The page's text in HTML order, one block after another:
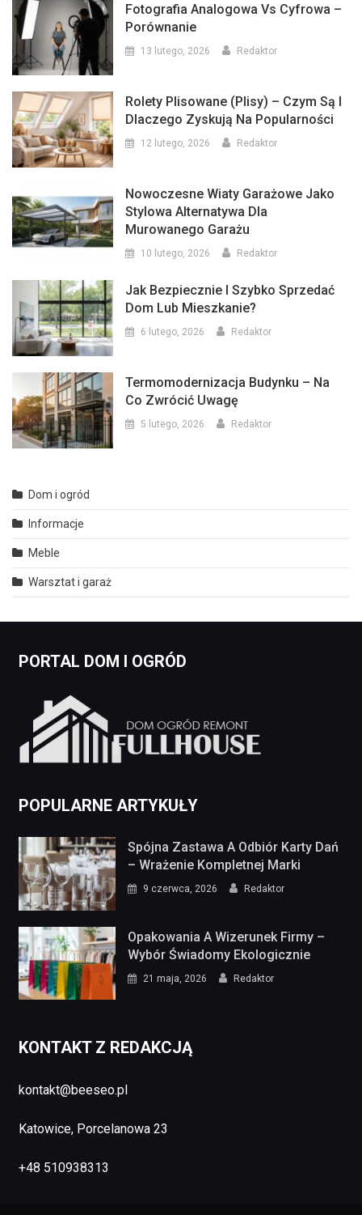
Fotografia Analogowa Vs Cyfrowa –
Porównanie
13 lutego, 2026 Redaktor
Rolety Plisowane (plisy) – Czym Są I
Dlaczego Zyskują Na Popularności
12 lutego, 2026 Redaktor
Nowoczesne Wiaty Garażowe Jako
Stylowa Alternatywa Dla
Murowanego Garażu
10 lutego, 2026 Redaktor
Jak Bezpiecznie I Szybko Sprzedać
Dom Lub Mieszkanie?
6 lutego, 2026 Redaktor
Termomodernizacja Budynku – Na
Co Zwrócić Uwagę
5 lutego, 2026 Redaktor
Dom i ogród
Informacje
Meble
Warsztat i garaż
PORTAL DOM I OGRÓD
POPULARNE ARTYKUŁY
Spójna Zastawa A Odbiór Karty Dań
– Wrażenie Kompletnej Marki
9 czerwca, 2026 Redaktor
Opakowania A Wizerunek Firmy –
Wybór Świadomy Ekologicznie
21 maja, 2026 Redaktor
KONTAKT Z REDAKCJĄ
kontakt@beeseo.pl
Katowice, Porcelanowa 23
+48 510938313